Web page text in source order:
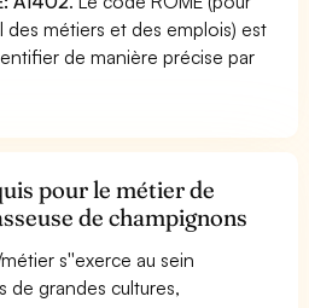
métiers et des emplois) est
de manière précise par
pour le métier de
de champignons
s''exerce au sein
de grandes cultures,